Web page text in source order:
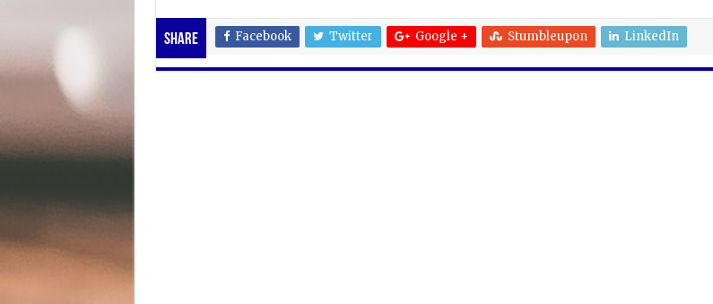
Share Facebook Twitter Google + Stumbleupon LinkedIn